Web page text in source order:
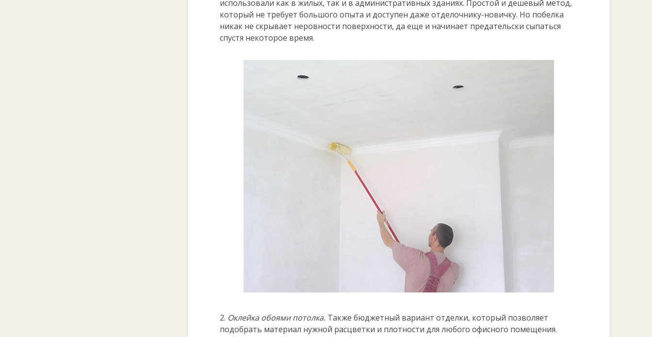
использовали как в жилых, так и в административных зданиях. Простой и дешевый метод,
который не требует большого опыта и доступен даже отделочнику-новичку. Но побелка
никак не скрывает неровности поверхности, да еще и начинает предательски сыпаться
спустя некоторое время.
2. Оклейка обоями потолка. Также бюджетный вариант отделки, который позволяет
подобрать материал нужной расцветки и плотности для любого офисного помещения.